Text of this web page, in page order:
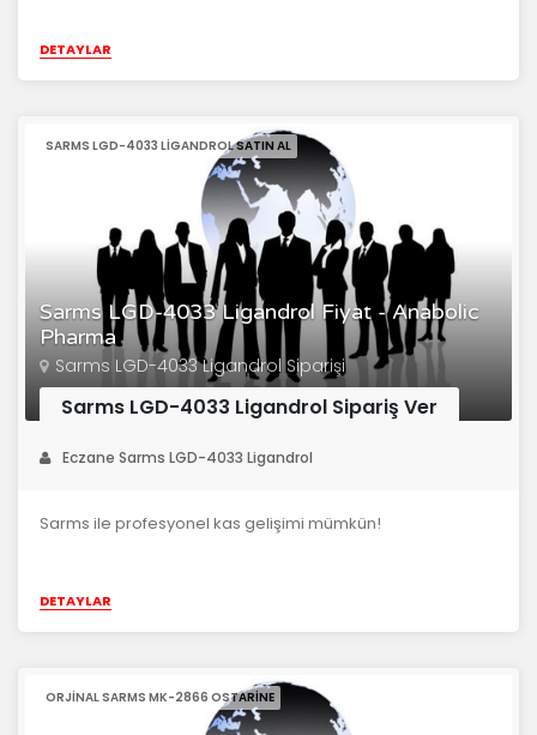
DETAYLAR
Sarms LGD-4033 Ligandrol Fiyat - Anabolic
Pharma
SARMS LGD-4033 LIGANDROL SATIN AL
Sarms LGD-4033 Ligandrol Siparişi
Sarms LGD-4033 Ligandrol Sipariş Ver
Eczane Sarms LGD-4033 Ligandrol
Sarms ile profesyonel kas gelişimi mümkün!
DETAYLAR
ORJINAL SARMS MK-2866 OSTARINE